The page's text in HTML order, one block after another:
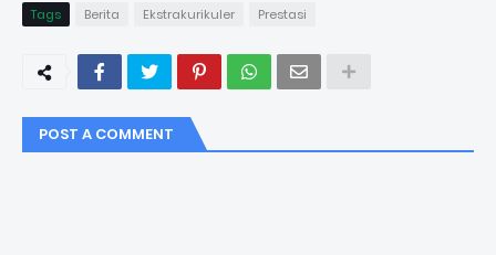
Tags Berita Ekstrakurikuler Prestasi
POST A COMMENT